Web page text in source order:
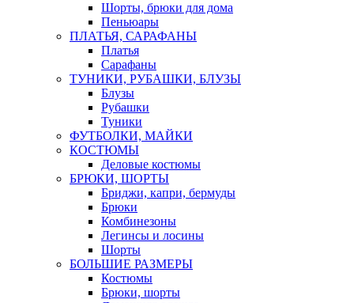
Шорты, брюки для дома
Пеньюары
ПЛАТЬЯ, САРАФАНЫ
Платья
Сарафаны
ТУНИКИ, РУБАШКИ, БЛУЗЫ
Блузы
Рубашки
Туники
ФУТБОЛКИ, МАЙКИ
КОСТЮМЫ
Деловые костюмы
БРЮКИ, ШОРТЫ
Бриджи, капри, бермуды
Брюки
Комбинезоны
Легинсы и лосины
Шорты
БОЛЬШИЕ РАЗМЕРЫ
Костюмы
Брюки, шорты